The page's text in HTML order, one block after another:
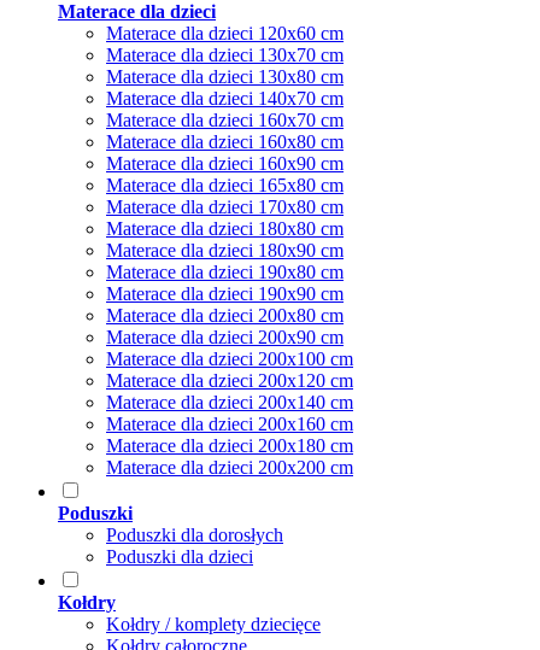
Materace dla dzieci
Materace dla dzieci 120x60 cm
Materace dla dzieci 130x70 cm
Materace dla dzieci 130x80 cm
Materace dla dzieci 140x70 cm
Materace dla dzieci 160x70 cm
Materace dla dzieci 160x80 cm
Materace dla dzieci 160x90 cm
Materace dla dzieci 165x80 cm
Materace dla dzieci 170x80 cm
Materace dla dzieci 180x80 cm
Materace dla dzieci 180x90 cm
Materace dla dzieci 190x80 cm
Materace dla dzieci 190x90 cm
Materace dla dzieci 200x80 cm
Materace dla dzieci 200x90 cm
Materace dla dzieci 200x100 cm
Materace dla dzieci 200x120 cm
Materace dla dzieci 200x140 cm
Materace dla dzieci 200x160 cm
Materace dla dzieci 200x180 cm
Materace dla dzieci 200x200 cm
Poduszki
Poduszki dla dorosłych
Poduszki dla dzieci
Kołdry
Kołdry / komplety dziecięce
Kołdry całoroczne